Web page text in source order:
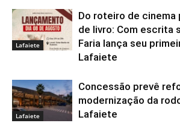
Lafaiete
Do roteiro de cinema
de livro: Com escrita
Faria lança seu
Lafaiete
Lafaiete
Concessão prevê
modernização da
Lafaiete